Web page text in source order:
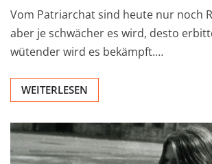
Vom Patriarchat sind heute nur noch
aber je schwächer es wird, desto
wütender wird es bekämpft.…
WEITERLESEN